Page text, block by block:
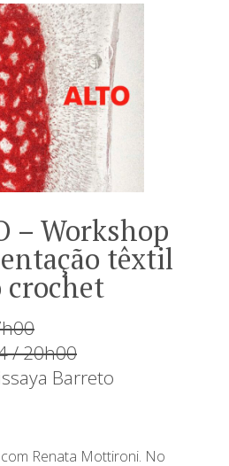
– Workshop
têxtil
crochet
/ 20h00
Barreto
Renata Mottironi. No